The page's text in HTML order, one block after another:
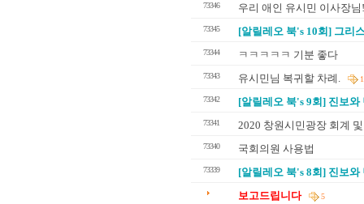
73346 우리 애인 유시민 이사장
73345 [알릴레오 북's 10회] 그리
73344 ㅋㅋㅋㅋㅋ 기분 좋다
73343 유시민님 복귀할 차례. 1
73342 [알릴레오 북's 9회] 진보와
73341 2020 창원시민광장 회계
73340 국회의원 사용법
73339
[알릴레오 북's 8회] 진보와
보고드립니다
5